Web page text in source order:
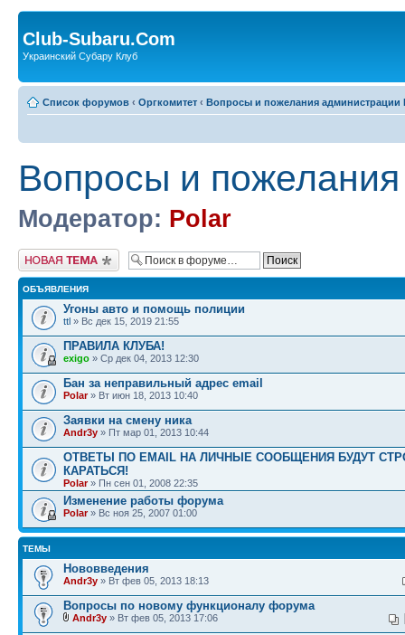
Club-Subaru.Com
Украинский Субару Клуб
Список форумов ‹ Оргкомитет ‹ Вопросы и пожелания администрации
Вопросы и
Модератор: Polar
Новая тема
ОБЪЯВЛЕНИЯ
Угоны авто и помощь полиции
ttl » Вс дек 15, 2019 21:55
ПРАВИЛА КЛУБА!
exigo » Ср дек 04, 2013 12:30
Бан за неправильный адрес email
Polar» Вт июн 18, 2013 10:40
Заявки на смену ника
Andr3y » Пт мар 01, 2013 10:44
ОТВЕТЫ ПО EMAIL НА ЛИЧНЫЕ СООБЩЕНИЯ БУДУТ
КАРАТЬСЯ!
Polar» Пн сен 01, 2008 22:35
Изменение работы форума
Polar» Вс ноя 25, 2007 01:00
ТЕМЫ
Нововведения
Andr3y » Вт фев 05, 2013 18:13
Вопросы по новому функционалу форума
Andr3y » Вт фев 05, 2013 17:06